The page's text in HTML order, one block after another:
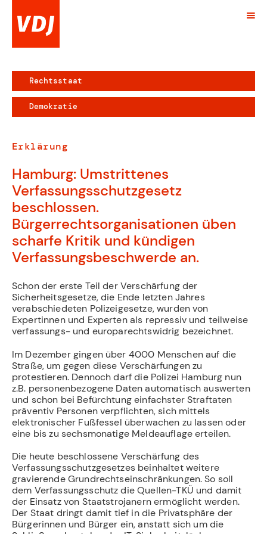
Rechtsstaat
Demokratie
Erklärung
Hamburg: Umstrittenes
Verfassungsschutzgesetz
beschlossen.
Bürgerrechtsorganisationen üben
scharfe Kritik und kündigen
Verfassungsbeschwerde an.
Schon der erste Teil der Verschärfung der
Sicherheitsgesetze, die Ende letzten Jahres
verabschiedeten Polizeigesetze, wurden von
Expertinnen und Experten als repressiv und teilweise
verfassungs- und europarechtswidrig bezeichnet.
Im Dezember gingen über 4000 Menschen auf die
Straße, um gegen diese Verschärfungen zu
protestieren. Dennoch darf die Polizei Hamburg nun
z.B. personenbezogene Daten automatisch auswerten
und schon bei Befürchtung einfachster Straftaten
präventiv Personen verpflichten, sich mittels
elektronischer Fußfessel überwachen zu lassen oder
eine bis zu sechsmonatige Meldeauflage erteilen.
Die heute beschlossene Verschärfung des
Verfassungsschutzgesetzes beinhaltet weitere
gravierende Grundrechtseinschränkungen. So soll
dem Verfassungsschutz die Quellen-TKÜ und damit
der Einsatz von Staatstrojanern ermöglicht werden.
Der Staat dringt damit tief in die Privatsphäre der
Bürgerinnen und Bürger ein, anstatt sich um die